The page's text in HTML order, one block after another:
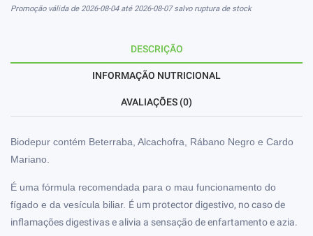
Promoção válida de 2026-08-04 até 2026-08-07 salvo ruptura de stock
DESCRIÇÃO
INFORMAÇÃO NUTRICIONAL
AVALIAÇÕES (0)
Biodepur contém Beterraba, Alcachofra, Rábano Negro e Cardo
Mariano.
É uma fórmula recomendada para o mau funcionamento do
fígado e da vesícula biliar. É um protector digestivo, no caso de
inflamações digestivas e alivia a sensação de enfartamento e azia.